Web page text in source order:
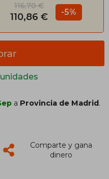
116,70 €
110,86 € -5%
a Provincia de Madrid.
Comparte y gana
dinero